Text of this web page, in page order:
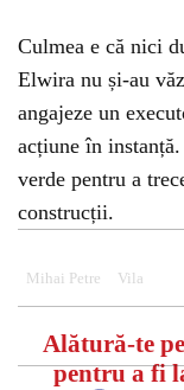
Culmea e că nici
Elwira nu și-au
angajeze un
acțiune în
verde pentru a
construcții.
Mihai Petre Vila
Alătură-te pe
pentru a fi